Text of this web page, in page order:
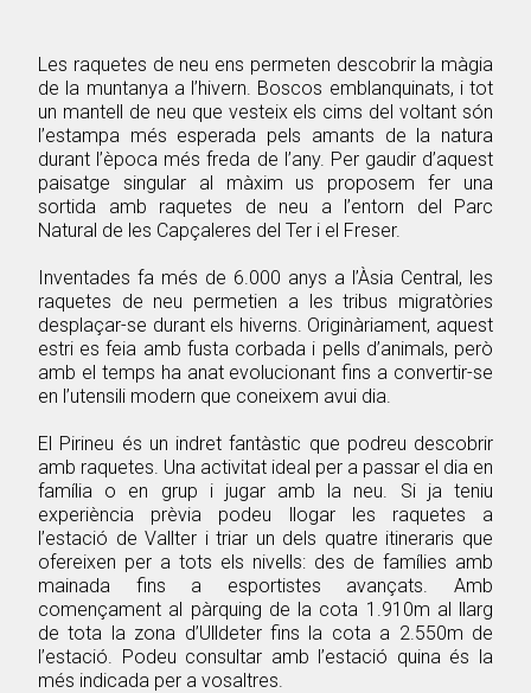
Les raquetes de neu ens permeten descobrir la màgia
de la muntanya a l’hivern. Boscos emblanquinats, i tot
un mantell de neu que vesteix els cims del voltant són
l’estampa més esperada pels amants de la natura
durant l’època més freda de l’any. Per gaudir d’aquest
paisatge singular al màxim us proposem fer una
sortida amb raquetes de neu a l’entorn del Parc
Natural de les Capçaleres del Ter i el Freser.
Inventades fa més de 6.000 anys a l’Àsia Central, les
raquetes de neu permetien a les tribus migratòries
desplaçar-se durant els hiverns. Originàriament, aquest
estri es feia amb fusta corbada i pells d’animals, però
amb el temps ha anat evolucionant fins a convertir-se
en l’utensili modern que coneixem avui dia.
El Pirineu és un indret fantàstic que podreu descobrir
amb raquetes. Una activitat ideal per a passar el dia en
família o en grup i jugar amb la neu. Si ja teniu
experiència prèvia podeu llogar les raquetes a
l’estació de Vallter i triar un dels quatre itineraris que
ofereixen per a tots els nivells: des de famílies amb
mainada fins a esportistes avançats. Amb
començament al pàrquing de la cota 1.910m al llarg
de tota la zona d’Ulldeter fins la cota a 2.550m de
l’estació. Podeu consultar amb l’estació quina és la
més indicada per a vosaltres.